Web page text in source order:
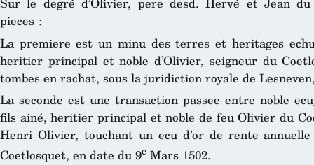
pieces :
La premiere est un minu des terres et heritages
heritier principal et noble d’Olivier, seigneur du
tombes en rachat, sous la juridiction royale de
La seconde est une transaction passee entre noble
fils ainé, heritier principal et noble de feu Olivier du
Henri Olivier, touchant un ecu d’or de rente
Coetlosquet, en date du 9e Mars 1502.